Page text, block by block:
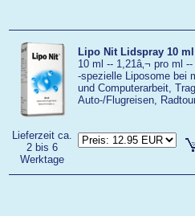
Lieferzeit ca.
2 bis 6
Werktage
Lipo Nit Lidspray 10 ml
10 ml -- 1,21â‚¬ pro ml
-spezielle Liposome bei
und Computerarbeit,
Auto-/Flugreisen,